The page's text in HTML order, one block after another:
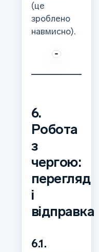
(це
зроблено
навмисно).
6.
Робота
з
чергою:
перегляд
і
відправка
6.1.